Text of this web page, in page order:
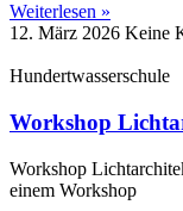
Weiterlesen »
12. März 2026 Keine
Hundertwasserschule
Workshop
Workshop
einem Workshop